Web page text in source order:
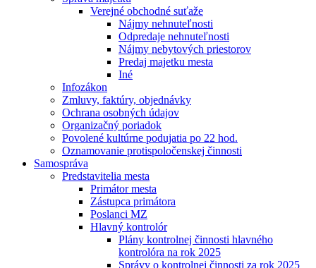
Verejné obchodné suťaže
Nájmy nehnuteľnosti
Odpredaje nehnuteľnosti
Nájmy nebytových priestorov
Predaj majetku mesta
Iné
Infozákon
Zmluvy, faktúry, objednávky
Ochrana osobných údajov
Organizačný poriadok
Povolené kultúrne podujatia po 22 hod.
Oznamovanie protispoločenskej činnosti
Samospráva
Predstavitelia mesta
Primátor mesta
Zástupca primátora
Poslanci MZ
Hlavný kontrolór
Plány kontrolnej činnosti hlavného
kontrolóra na rok 2025
Správy o kontrolnej činnosti za rok 2025